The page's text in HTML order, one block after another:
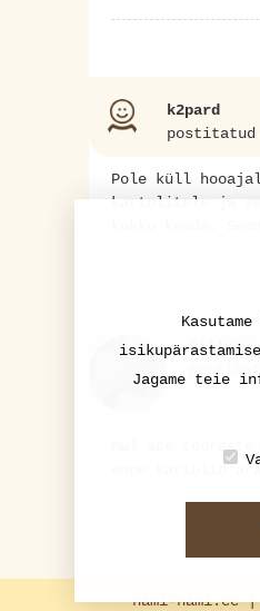
k2pard
postitatud
Pole küll
kartulitele ja
Pillepv
Mul see
enne kartulid
nami-nami.ee |
Jagame teie